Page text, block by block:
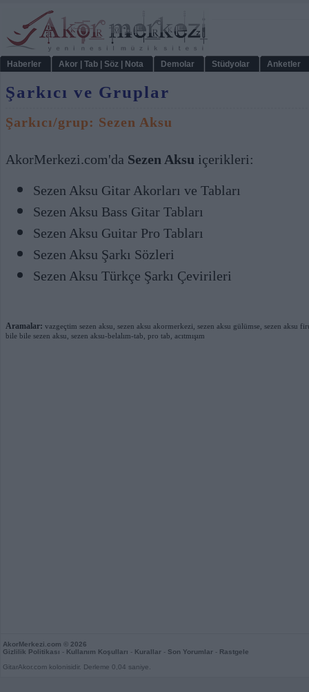
Haberler Akor | Tab | Söz | Nota Demolar Stüdyolar Anketler
Şarkıcı ve Gruplar
Şarkıcı/grup: Sezen Aksu
AkorMerkezi.com'da Sezen Aksu içerikleri:
Sezen Aksu Gitar Akorları ve Tabları
Sezen Aksu Bass Gitar Tabları
Sezen Aksu Guitar Pro Tabları
Sezen Aksu Şarkı Sözleri
Sezen Aksu Türkçe Şarkı Çevirileri
Aramalar: vazgeçtim sezen aksu sezen aksu akormerkezi sezen aksu gülümse sezen aksu
bile bile sezen aksu sezen aksu-belalım-tab pro tab acıtmışım
AkorMerkezi.com © 2026
Gizlilik Politikası - Kullanım Koşulları - Kurallar - Son Yorumlar - Rastgele
GitarAkor.com kolonisidir. Derleme 0,04 saniye.